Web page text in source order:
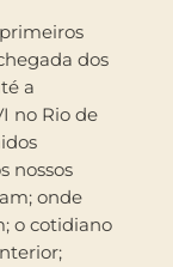
dos
a
no Rio de
nossos
onde
o cotidiano